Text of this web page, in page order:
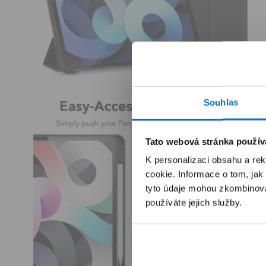
Souhlas
Tato webová stránka
K personalizaci obsahu a
cookie. Informace o tom,
tyto údaje mohou
používáte jejich služby.
modálním
okně